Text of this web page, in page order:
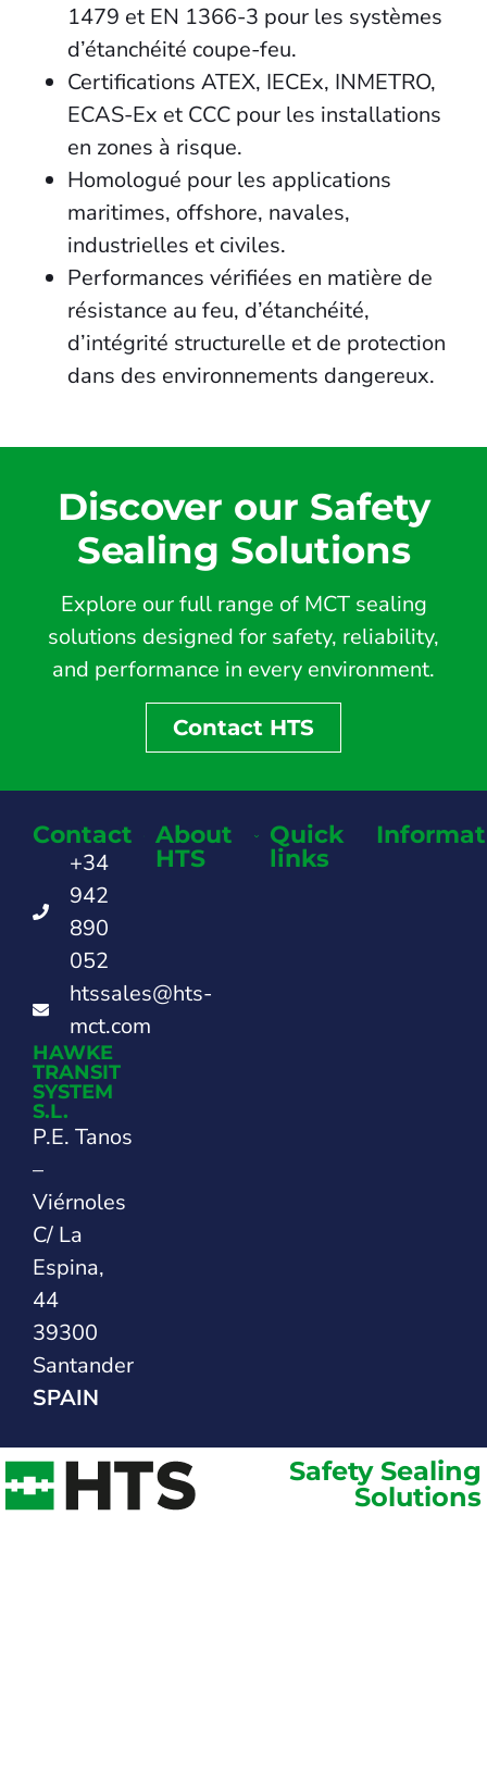
1479 et EN 1366-3 pour les systèmes
d’étanchéité coupe-feu.
Certifications ATEX, IECEx, INMETRO,
ECAS-Ex et CCC pour les installations
en zones à risque.
Homologué pour les applications
maritimes, offshore, navales,
industrielles et civiles.
Performances vérifiées en matière de
résistance au feu, d’étanchéité,
d’intégrité structurelle et de protection
dans des environnements dangereux.
Discover our Safety
Sealing Solutions
Explore our full range of MCT sealing
solutions designed for safety, reliability,
and performance in every environment.
Contact HTS
Contact
+34
942
890
052
htssales@hts-
mct.com
HAWKE
TRANSIT
SYSTEM
S.L.
P.E. Tanos
–
Viérnoles
C/ La
Espina,
44
39300
Santander
SPAIN
About
HTS
Quick
links
Safety Sealing
Solutions